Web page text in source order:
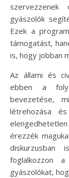
gyászolók
Ezek a
támogatást,
is, hogy jobban
Az állami és
ebben a
bevezetése,
létrehozása
érezzék
foglalkozzon
gyászolókat,